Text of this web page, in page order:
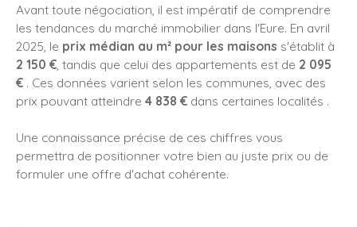
Avant toute négociation, il est impératif de comprendre
les tendances du marché immobilier dans l'Eure. En avril
2025, le prix médian au m² pour les maisons s'établit à
2 150 € , tandis que celui des appartements est de 2 095
€ . Ces données varient selon les communes, avec des
prix pouvant atteindre 4 838 € dans certaines localités .
Une connaissance précise de ces chiffres vous
permettra de positionner votre bien au juste prix ou de
formuler une offre d'achat cohérente.